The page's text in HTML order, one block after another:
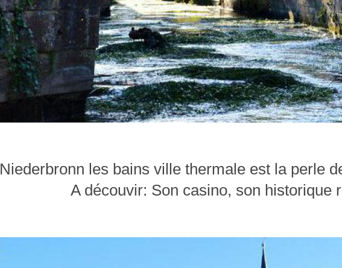
Niederbronn les bains ville thermale est la perle
A découvir: Son casino, son historique